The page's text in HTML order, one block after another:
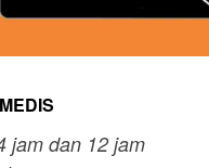
jam dan 12 jam